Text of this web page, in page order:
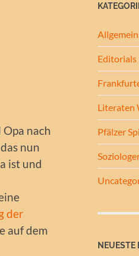
nach
nun
ist und
der
auf dem
Allgemein
Editorials
Literaten
Pfälzer
NEUESTE